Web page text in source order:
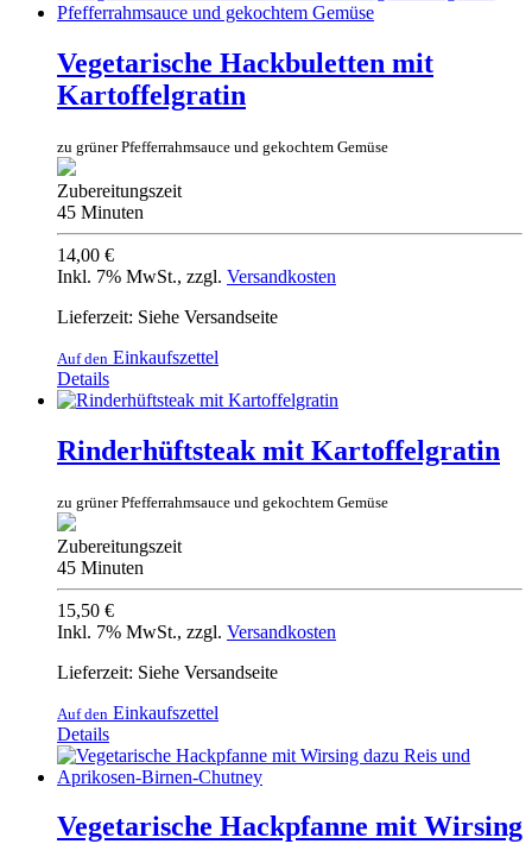
Vegetarische Hackbuletten mit
Kartoffelgratin
zu grüner Pfefferrahmsauce und gekochtem Gemüse
Zubereitungszeit
45 Minuten
14,00 €
Inkl. 7% MwSt., zzgl. Versandkosten
Lieferzeit: Siehe Versandseite
Auf den Einkaufszettel
Details
Rinderhüftsteak mit Kartoffelgratin
zu grüner Pfefferrahmsauce und gekochtem Gemüse
Zubereitungszeit
45 Minuten
15,50 €
Inkl. 7% MwSt., zzgl. Versandkosten
Lieferzeit: Siehe Versandseite
Auf den Einkaufszettel
Details
Vegetarische Hackpfanne mit Wirsing